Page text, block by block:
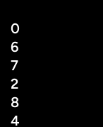
0
6
7
2
8
4